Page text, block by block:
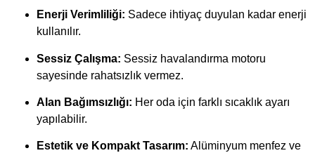
Enerji Verimliliği: Sadece ihtiyaç duyulan kadar enerji
kullanılır.
Sessiz Çalışma: Sessiz havalandırma motoru
sayesinde rahatsızlık vermez.
Alan Bağımsızlığı: Her oda için farklı sıcaklık ayarı
yapılabilir.
Estetik ve Kompakt Tasarım: Alüminyum menfez ve